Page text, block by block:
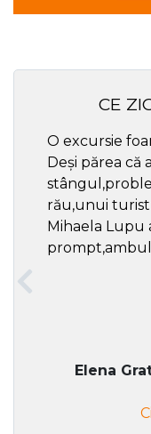
CE
O excursie
Deși părea că
rău,unui turist
Mihaela Lupu
Elena